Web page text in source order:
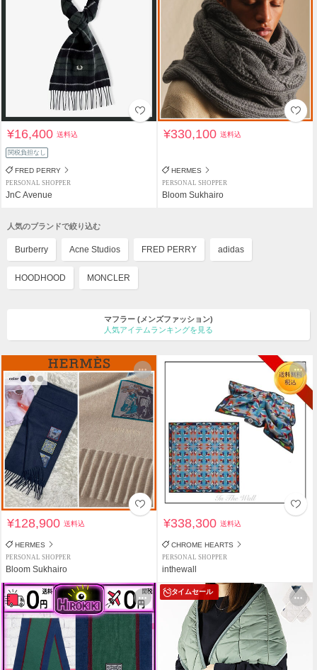
¥16,400送料込
関税負担なし
FRED PERRY
PERSONAL SHOPPER
JnC Avenue
¥330,100送料込
HERMES
PERSONAL SHOPPER
Bloom Sukhairo
人気のブランドで絞り込む
Burberry Acne Studios FRED PERRY adidas
HOODHOOD MONCLER
マフラー (メンズファッション)
人気アイテムランキングを見る
¥128,900送料込
HERMES
PERSONAL SHOPPER
Bloom Sukhairo
¥338,300送料込
CHROME HEARTS
PERSONAL SHOPPER
inthewall
タイムセール